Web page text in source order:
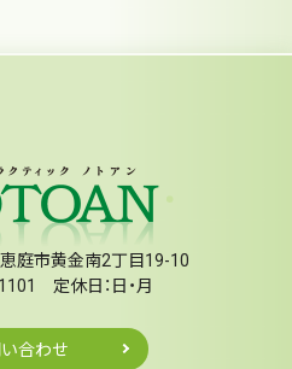
庭市黄金南2丁目19-10
定休日：日・月
合わせ